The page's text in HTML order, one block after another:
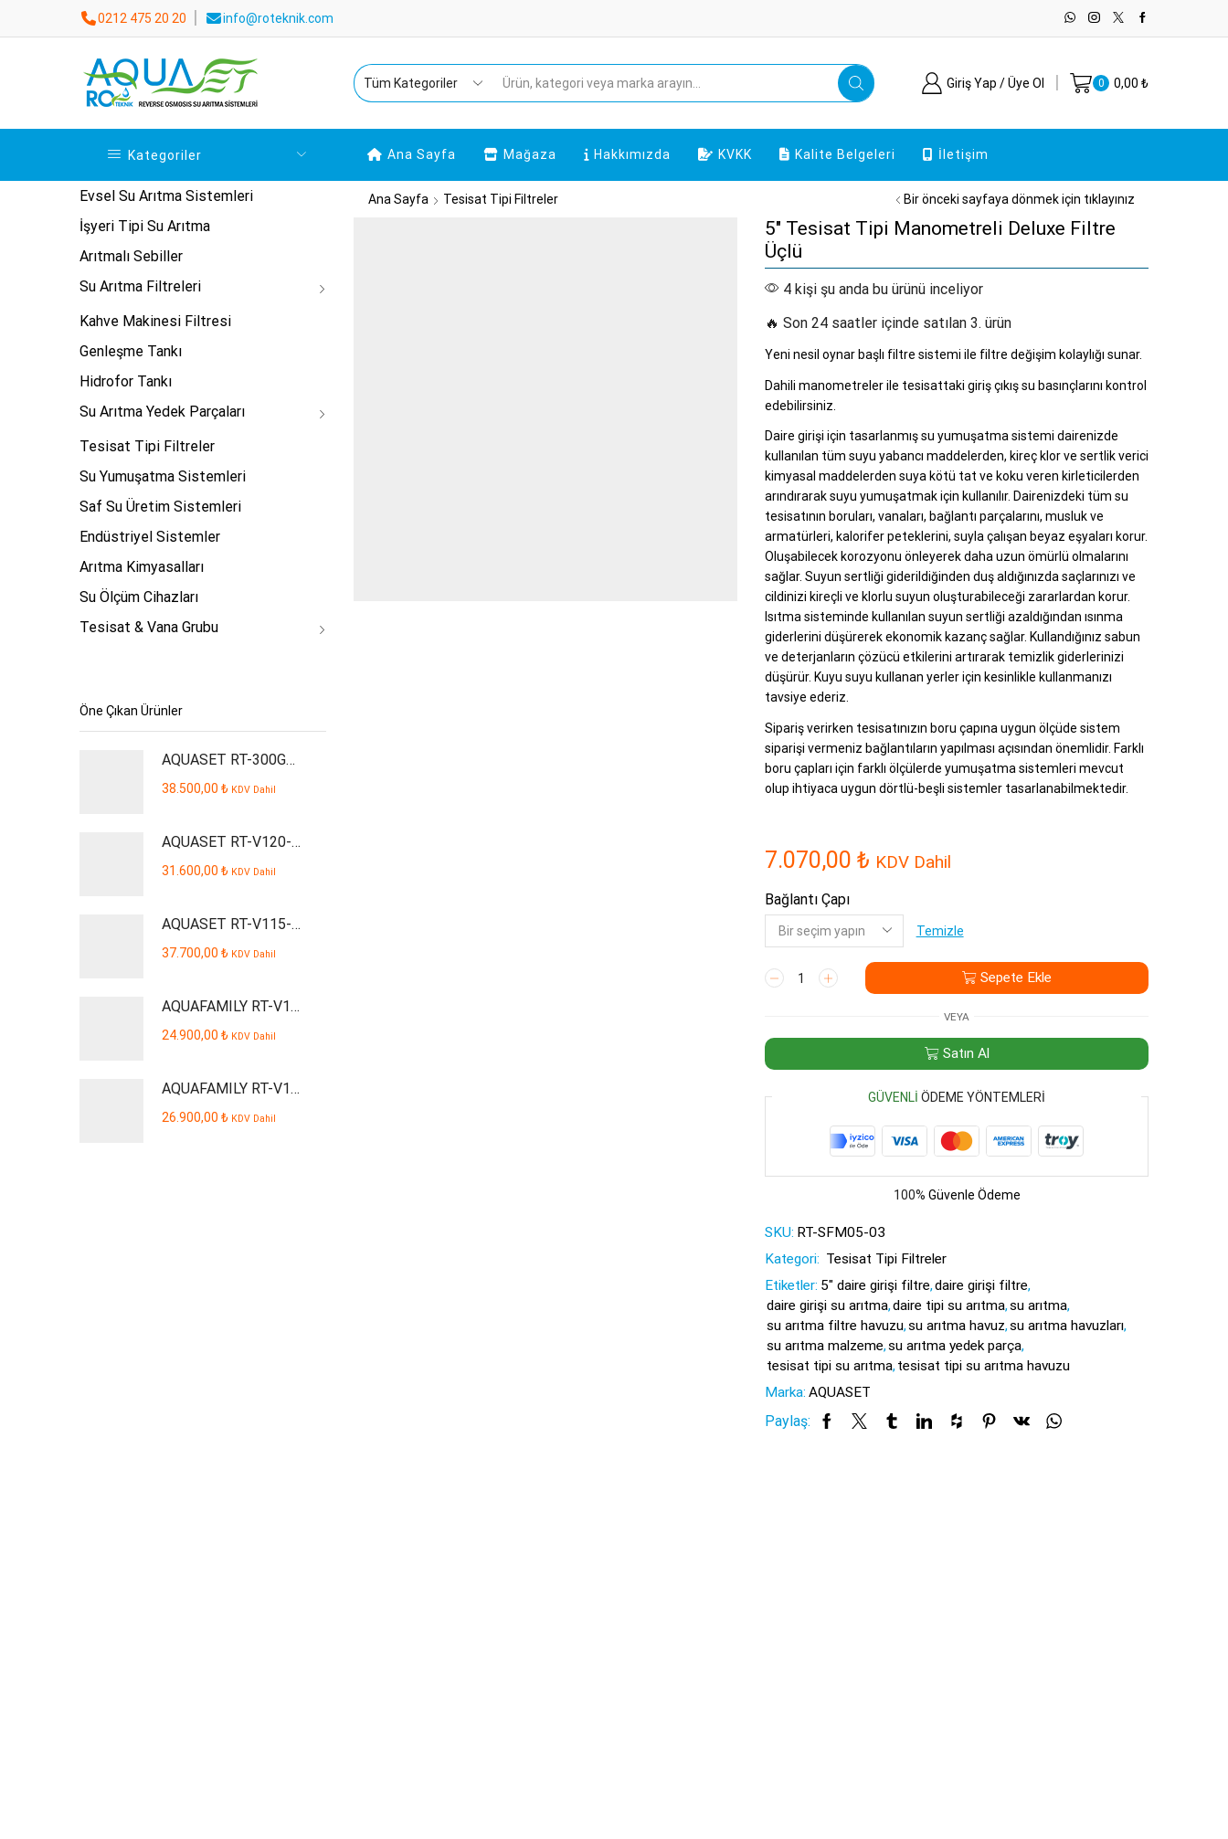
0212 475 20 20 info@roteknik.com
Arama
Giriş Yap / Üye Ol 0 0,00 ₺
Kategoriler Ana Sayfa Mağaza Hakkımızda KVKK Kalite Belgeleri İletişim
Ana Sayfa Tesisat Tipi Filtreler Bir önceki sayfaya dönmek için tıklayınız
5″ Tesisat Tipi Manometreli Deluxe Filtre
Üçlü
4 kişi şu anda bu ürünü inceliyor
🔥 Son 24 saatler içinde satılan 3. ürün
Yeni nesil oynar başlı filtre sistemi ile filtre değişim kolaylığı sunar.
Dahili manometreler ile tesisattaki giriş çıkış su basınçlarını kontrol
edebilirsiniz.
Daire girişi için tasarlanmış su yumuşatma sistemi dairenizde
kullanılan tüm suyu yabancı maddelerden, kireç klor ve sertlik verici
kimyasal maddelerden suya kötü tat ve koku veren kirleticilerden
arındırarak suyu yumuşatmak için kullanılır. Dairenizdeki tüm su
tesisatının boruları, vanaları, bağlantı parçalarını, musluk ve
armatürleri, kalorifer peteklerini, suyla çalışan beyaz eşyaları korur.
Oluşabilecek korozyonu önleyerek daha uzun ömürlü olmalarını
sağlar. Suyun sertliği giderildiğinden duş aldığınızda saçlarınızı ve
cildinizi kireçli ve klorlu suyun oluşturabileceği zararlardan korur.
Isıtma sisteminde kullanılan suyun sertliği azaldığından ısınma
giderlerini düşürerek ekonomik kazanç sağlar. Kullandığınız sabun
ve deterjanların çözücü etkilerini artırarak temizlik giderlerinizi
düşürür. Kuyu suyu kullanan yerler için kesinlikle kullanmanızı
tavsiye ederiz.
Sipariş verirken tesisatınızın boru çapına uygun ölçüde sistem
siparişi vermeniz bağlantıların yapılması açısından önemlidir. Farklı
boru çapları için farklı ölçülerde yumuşatma sistemleri mevcut
olup ihtiyaca uygun dörtlü-beşli sistemler tasarlanabilmektedir.
7.070,00 ₺ KDV Dahil
Bağlantı Çapı
Temizle
5"
Tesisat
Deluxe
Filtre
adet
Sepete Ekle
VEYA
Satın Al
GÜVENLI ÖDEME YÖNTEMLERI
100% Güvenle Ödeme
SKU: RT-SFM05-03
Kategori: Tesisat Tipi Filtreler
Etiketler: 5" daire girişi filtre,daire girişi filtre,
daire girişi su arıtma,daire tipi su arıtma,su arıtma,
su arıtma filtre havuzu,su arıtma havuz,su arıtma havuzları,
su arıtma malzeme,su arıtma yedek parça,
tesisat tipi su arıtma,tesisat tipi su arıtma havuzu
Marka: AQUASET
Paylaş:
Evsel Su Arıtma Sistemleri
İşyeri Tipi Su Arıtma
Arıtmalı Sebiller
Su Arıtma Filtreleri
Kahve Makinesi Filtresi
Genleşme Tankı
Hidrofor Tankı
Su Arıtma Yedek Parçaları
Tesisat Tipi Filtreler
Su Yumuşatma Sistemleri
Saf Su Üretim Sistemleri
Endüstriyel Sistemler
Arıtma Kimyasalları
Su Ölçüm Cihazları
Tesisat & Vana Grubu
Öne Çıkan Ürünler
AQUASET RT-300GPD Plus İşyeri Tipi Su Arıtma Cihazı
38.500,00 ₺ KDV Dahil
AQUASET RT-V120-P AQUSTA Smart Dijital Kabinli Pompalı Su Arıtma Cihazı
31.600,00 ₺ KDV Dahil
AQUASET RT-V115-P Smart Dijital Kabinli Pompalı Su Arıtma Cihazı
37.700,00 ₺ KDV Dahil
AQUAFAMILY RT-V109-P Smart Dijital Kabinli Pompalı Su Arıtma Cihazı
24.900,00 ₺ KDV Dahil
AQUAFAMILY RT-V110-P Smart Dijital Kabinli Pompalı Su Arıtma Cihazı
26.900,00 ₺ KDV Dahil